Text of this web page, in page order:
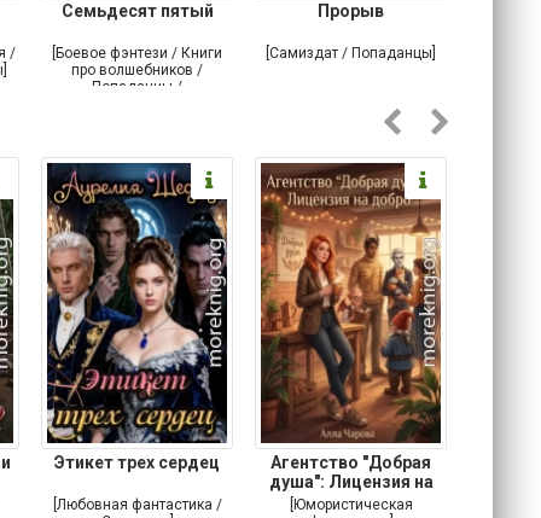
/
Семьдесят пятый
[Боевое фэнтези / Книги
про волшебников /
Попаданцы /
Прорыв
[Самиздат / Попаданцы]
Этикет трех сердец
[Любовная фантастика /
Агентство "Добрая
душа": Лицензия на
добро
[Юмористическая